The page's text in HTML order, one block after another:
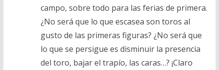
campo, sobre todo para las ferias de primera.
¿No será que lo que escasea son toros al
gusto de las primeras figuras? ¿No será que
lo que se persigue es disminuir la presencia
del toro, bajar el trapío, las caras…? ¡Claro